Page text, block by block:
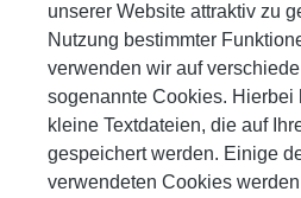
unserer Website attraktiv zu
Nutzung bestimmter
verwenden wir auf
sogenannte Cookies. Hierbei
kleine Textdateien, die auf
gespeichert werden. Einige
verwendeten Cookies